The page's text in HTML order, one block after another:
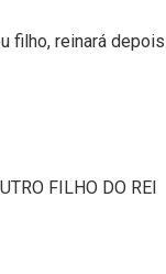
filho, reinará depois
FILHO DO REI